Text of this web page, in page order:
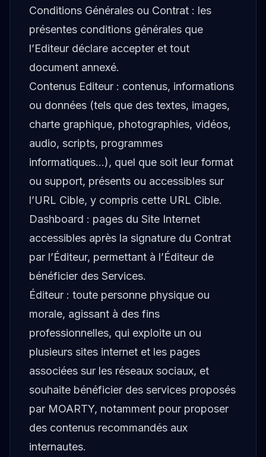
Conditions Générales ou Contrat : les
présentes conditions générales que
l’Editeur déclare accepter et tout
document annexé.
Contenus Editeur : contenus, informations
ou données (tels que des textes, images,
charte graphique, photographies, vidéos,
audio, scripts, programmes
informatiques…), quel que soit leur format
ou support, présents ou accessibles sur
l’URL Cible, y compris cette URL Cible.
Dashboard : pages du Site Internet
accessibles après la signature du Contrat
par l’Éditeur, permettant à l’Éditeur de
bénéficier des Services.
Éditeur : toute personne physique ou
morale, agissant à des fins
professionnelles, qui exploite un ou
plusieurs sites internet et les pages
associées sur les réseaux sociaux, et
souhaite bénéficier des services proposés
par MOARTY, notamment pour proposer
des contenus recommandés aux
internautes.